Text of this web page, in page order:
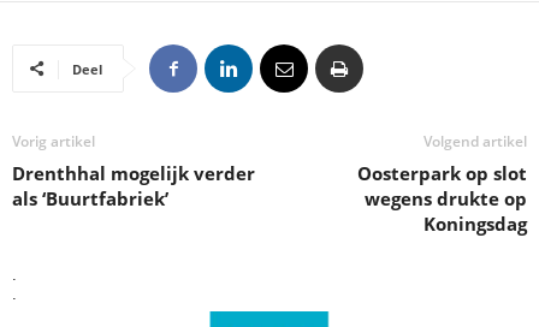
Deel
Vorig artikel
Drenthhal mogelijk verder
als ‘Buurtfabriek’
Volgend artikel
Oosterpark op slot
wegens drukte op
Koningsdag